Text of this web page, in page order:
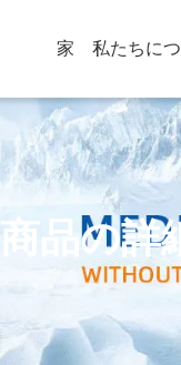
家 私たちに
商品の詳